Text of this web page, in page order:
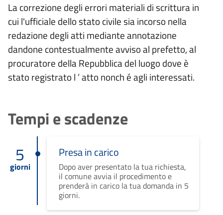
La correzione degli errori materiali di scrittura in
cui l'ufficiale dello stato civile sia incorso nella
redazione degli atti mediante annotazione
dandone contestualmente avviso al prefetto, al
procuratore della Repubblica del luogo dove è
stato registrato l ’atto nonch éagli interessati.
Tempi e scadenze
5
giorni
Presa in carico
Dopo aver presentato la tua richiesta,
il comune avvia il procedimento e
prenderà in carico la tua domanda in 5
giorni.